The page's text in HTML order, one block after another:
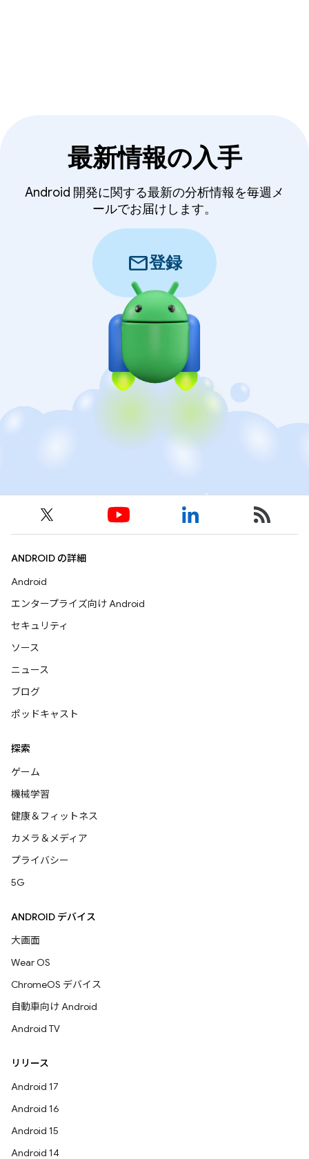
最新情報の入手
Android 開発に関する最新の分析情報を毎週メ
ールでお届けします。
mail登録
ANDROID の詳細
Android
エンタープライズ向け Android
セキュリティ
ソース
ニュース
ブログ
ポッドキャスト
探索
ゲーム
機械学習
健康＆フィットネス
カメラ＆メディア
プライバシー
5G
ANDROID デバイス
大画面
Wear OS
ChromeOS デバイス
自動車向け Android
Android TV
リリース
Android 17
Android 16
Android 15
Android 14